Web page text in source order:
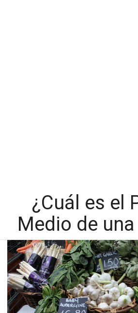
¿Cuál es el
Medio de una